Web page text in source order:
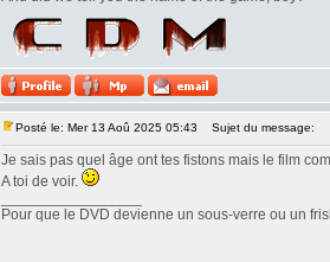
Posté le: Mer 13 Aoû 2025 05:43 Sujet du message:
Je sais pas quel âge ont tes fistons mais le film
A toi de voir.
Pour que le DVD devienne un sous-verre ou un